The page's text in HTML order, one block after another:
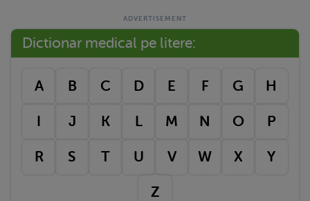
Dictionar medical pe litere:
A B C D E F G H
I J K L M N O P
R S T U V W X Y
Z